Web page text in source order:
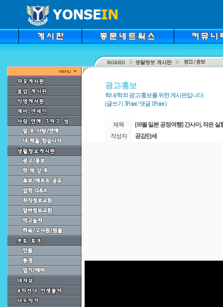
광고/홍보
학내/학외 광고/홍보를 위한 게시판입니다.
(글쓰기 3Point / 댓글 1Point )
제목
[10월 일본 공정여행] 간사이, 작은 실
작성자
공감만세